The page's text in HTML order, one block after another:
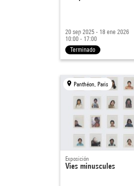
20 sep 2025 - 18 ene 2026
10:00 - 17:00
Terminado
Panthéon, Paris
Exposición
Vies minuscules